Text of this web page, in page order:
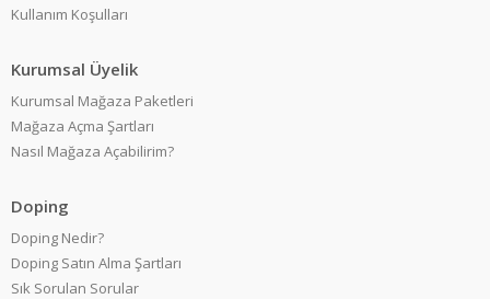
Kullanım Koşulları
Kurumsal Üyelik
Kurumsal Mağaza Paketleri
Mağaza Açma Şartları
Nasıl Mağaza Açabilirim?
Doping
Doping Nedir?
Doping Satın Alma Şartları
Sık Sorulan Sorular